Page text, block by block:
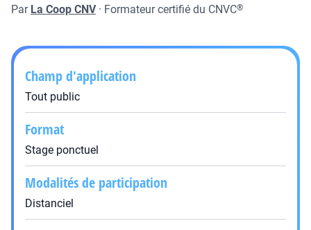
Par La Coop CNV· Formateur certifié du CNVC®
Champ d'application
Tout public
Format
Stage ponctuel
Modalités de participation
Distanciel